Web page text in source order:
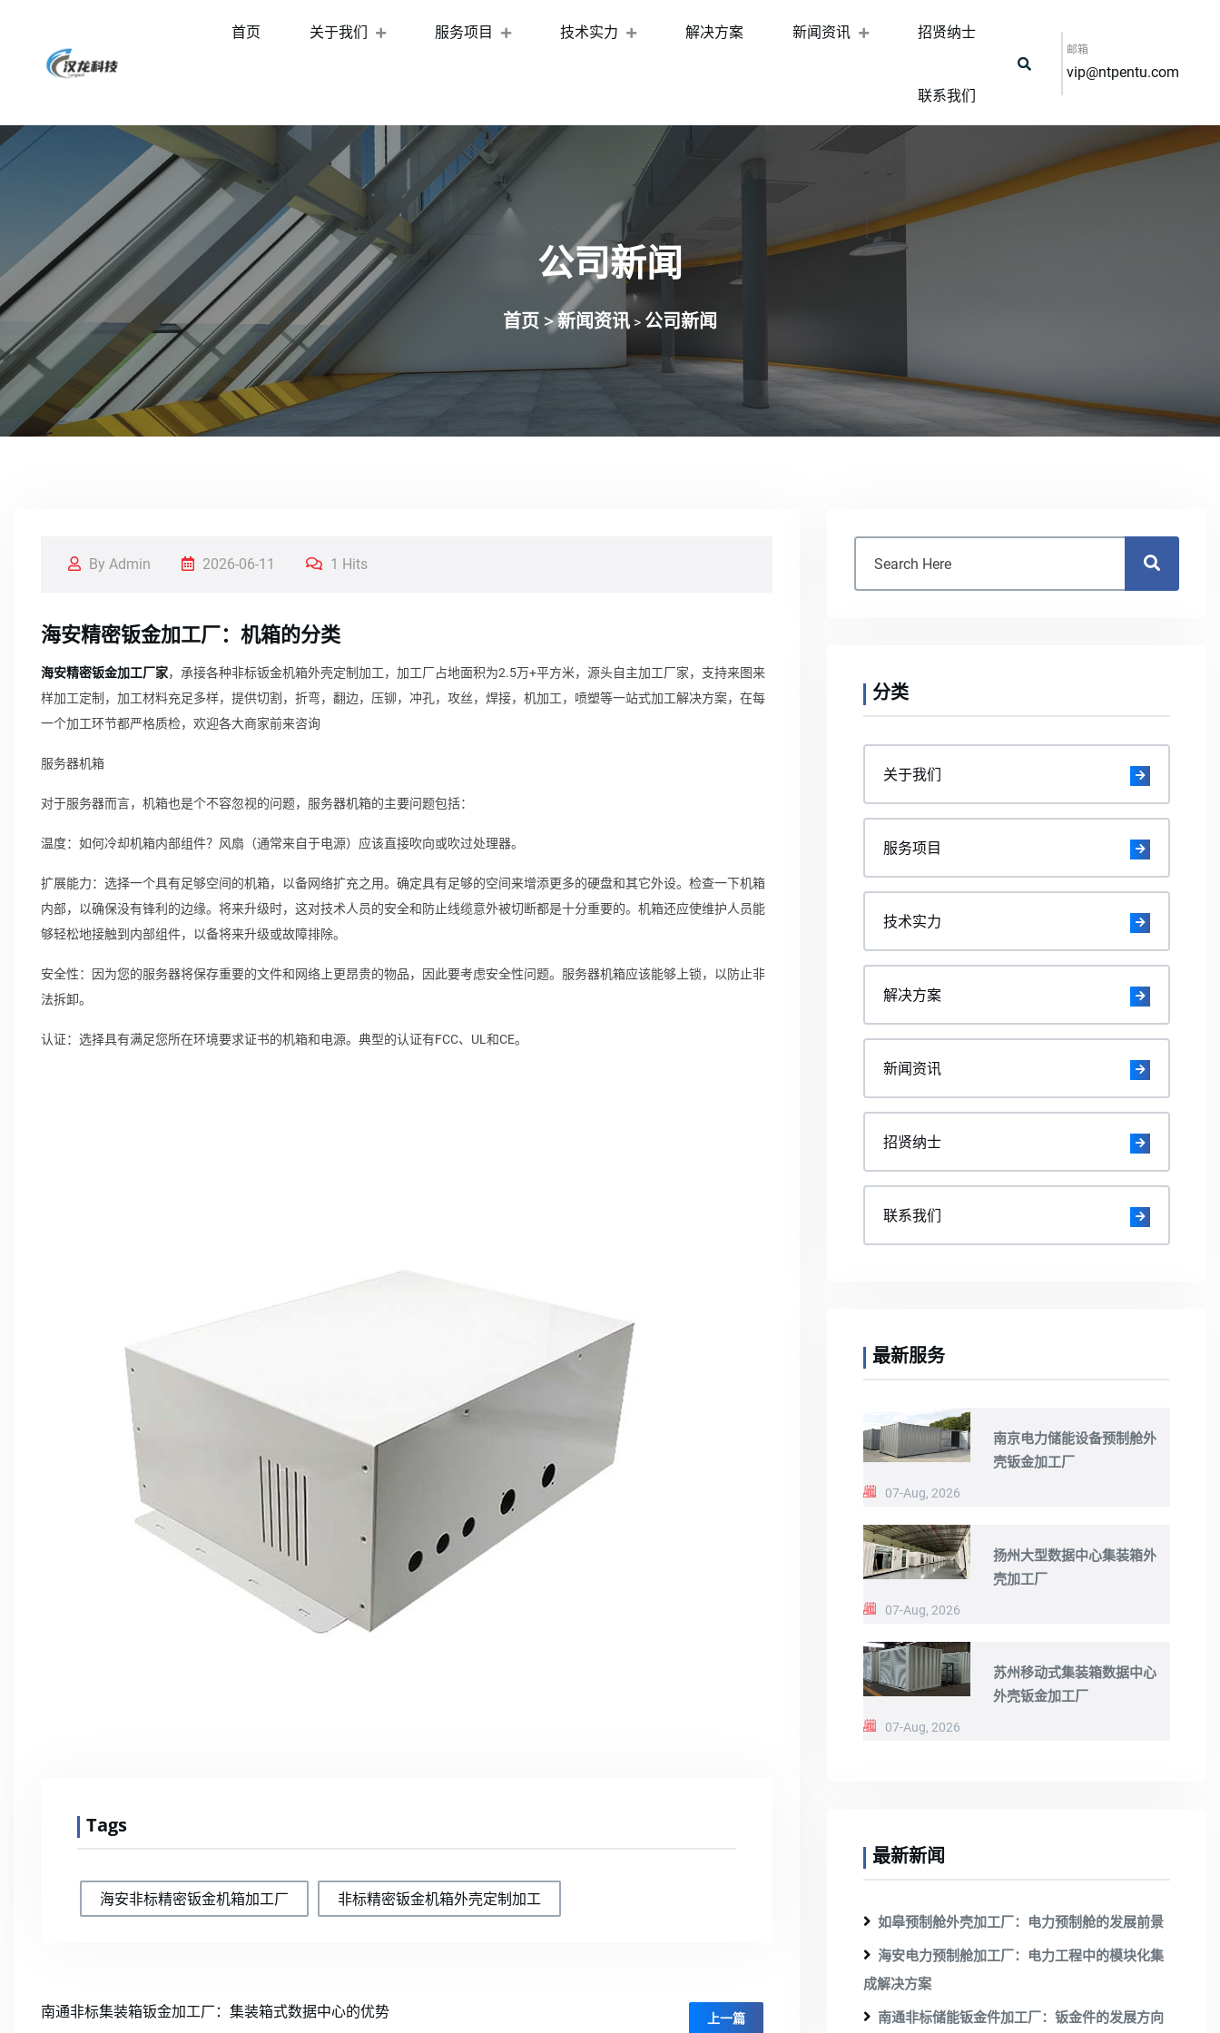
首页 关于我们 服务项目 技术实力 解决方案 新闻资讯 招贤纳士
联系我们
邮箱
vip@ntpentu.com
公司新闻
首页 >新闻资讯> 公司新闻
By Admin 2026-06-11 1 Hits
海安精密钣金加工厂：机箱的分类
海安精密钣金加工厂家，承接各种非标钣金机箱外壳定制加工，加工厂占地面积为2.5万+平方米，源头自主加工厂家，支持来图来
样加工定制，加工材料充足多样，提供切割，折弯，翻边，压铆，冲孔，攻丝，焊接，机加工，喷塑等一站式加工解决方案，在每
一个加工环节都严格质检，欢迎各大商家前来咨询
服务器机箱
对于服务器而言，机箱也是个不容忽视的问题，服务器机箱的主要问题包括：
温度：如何冷却机箱内部组件？风扇（通常来自于电源）应该直接吹向或吹过处理器。
扩展能力：选择一个具有足够空间的机箱，以备网络扩充之用。确定具有足够的空间来增添更多的硬盘和其它外设。检查一下机箱
内部，以确保没有锋利的边缘。将来升级时，这对技术人员的安全和防止线缆意外被切断都是十分重要的。机箱还应使维护人员能
够轻松地接触到内部组件，以备将来升级或故障排除。
安全性：因为您的服务器将保存重要的文件和网络上更昂贵的物品，因此要考虑安全性问题。服务器机箱应该能够上锁，以防止非
法拆卸。
认证：选择具有满足您所在环境要求证书的机箱和电源。典型的认证有FCC、UL和CE。
Tags
海安非标精密钣金机箱加工厂 非标精密钣金机箱外壳定制加工
上一篇
南通非标集装箱钣金加工厂：集装箱式数据中心的优势
分类
关于我们
服务项目
技术实力
解决方案
新闻资讯
招贤纳士
联系我们
最新服务
南京电力储能设备预制舱外
壳钣金加工厂
07-Aug, 2026
扬州大型数据中心集装箱外
壳加工厂
07-Aug, 2026
苏州移动式集装箱数据中心
外壳钣金加工厂
07-Aug, 2026
最新新闻
如皋预制舱外壳加工厂：电力预制舱的发展前景
海安电力预制舱加工厂：电力工程中的模块化集
成解决方案
南通非标储能钣金件加工厂：钣金件的发展方向